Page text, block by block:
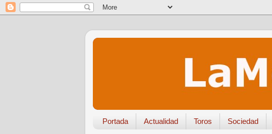
Portada Actualidad Toros Sociedad